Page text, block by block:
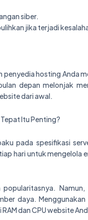
siber.
jika terjadi
hosting Anda
depan melonjak
dari awal.
Itu Penting?
pada spesifikasi
hari untuk mengelola
Namun,
daya.
dan CPU website